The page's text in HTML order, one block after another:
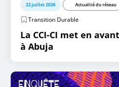
22 juillet 2026 Actualité du réseau
Transition Durable
La CCI-CI met en
à Abuja